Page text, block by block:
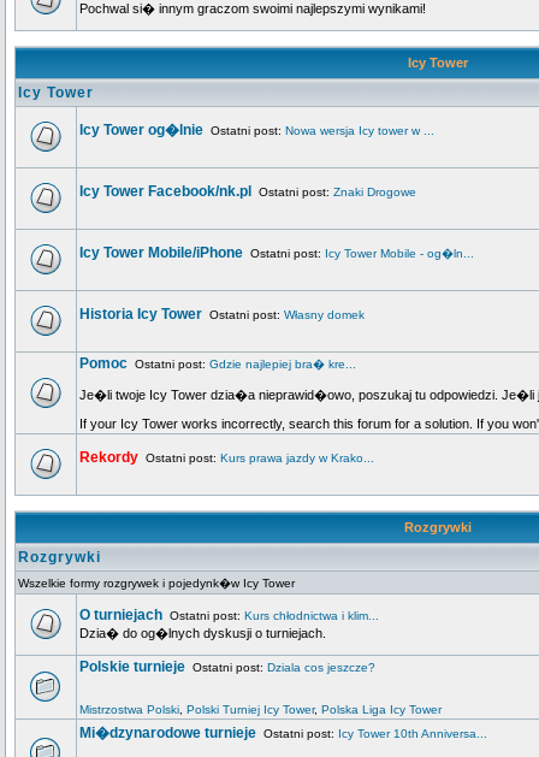
Pochwal si� innym graczom swoimi najlepszymi wynikami!
Icy Tower
Icy Tower
Icy Tower og�lnie Ostatni post: Nowa wersja Icy tower w ...
Icy Tower Facebook/nk.pl Ostatni post: Znaki Drogowe
Icy Tower Mobile/iPhone Ostatni post: Icy Tower Mobile - og�ln...
Historia Icy Tower Ostatni post: Własny domek
Pomoc Ostatni post: Gdzie najlepiej bra� kre...
Je�li twoje Icy Tower dzia�a nieprawid�owo, poszukaj tu odpowiedzi.
If your Icy Tower works incorrectly, search this forum for a solution. If you
Rekordy Ostatni post: Kurs prawa jazdy w Krako...
Rozgrywki
Rozgrywki
Wszelkie formy rozgrywek i pojedynk�w Icy Tower
O turniejach Ostatni post: Kurs chłodnictwa i klim...
Dzia� do og�lnych dyskusji o turniejach.
Polskie turnieje Ostatni post: Dziala cos jeszcze?
Mistrzostwa Polski Polski Turniej Icy Tower, Polska Liga Icy Tower
Mi�dzynarodowe turnieje Ostatni post: Icy Tower 10th Anniversa...